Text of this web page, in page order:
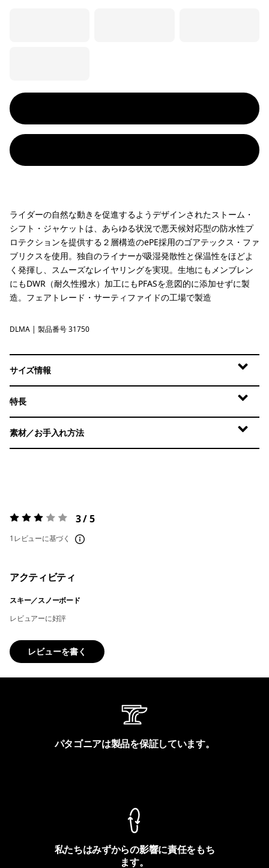
ライダーの自然な動きを促進するようデザインされたストーム・
シフト・ジャケットは、あらゆる状況で悪天候対応型の防水性プ
ロテクションを提供する２層構造のePE採用のゴアテックス・ファ
ブリクスを使用。独自のライナーが吸湿発散性と保温性をほどよ
く発揮し、スムーズなレイヤリングを実現。生地にもメンブレン
にもDWR（耐久性撥水）加工にもPFASを意図的に添加せずに製
造。フェアトレード・サーティファイドの工場で製造
Dulse Mauve
DLMA | 製品番号 31750
サイズ情報
特長
素材／お手入れ方法
評価:3 / 5 3 / 5
1レビューに基づく
アクティビティ
スキー／スノーボード
レビュアーに好評
レビューを書く
パタゴニアは製品を保証しています。
私たちはみずからの影響に責任をもち
ます。